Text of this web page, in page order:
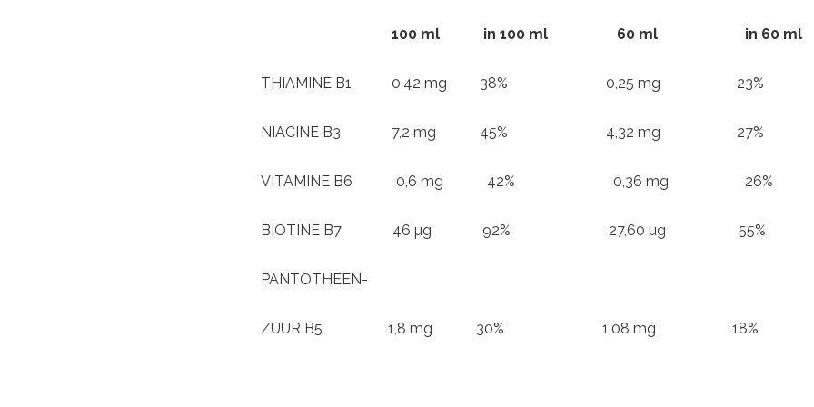
100 ml in 100 ml 60 ml in 60 ml
THIAMINE B1 0,42 mg 38% 0,25 mg 23%
NIACINE B3 7,2 mg 45% 4,32 mg 27%
VITAMINE B6 0,6 mg 42% 0,36 mg 26%
BIOTINE B7 46 µg 92% 27,60 µg 55%
PANTOTHEEN-
ZUUR B5 1,8 mg 30% 1,08 mg 18%